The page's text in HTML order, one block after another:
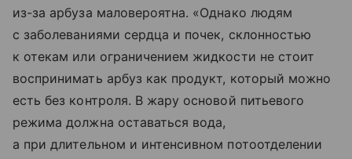
из-за арбуза маловероятна. «Однако людям
с заболеваниями сердца и почек, склонностью
к отекам или ограничением жидкости не стоит
воспринимать арбуз как продукт, который можно
есть без контроля. В жару основой питьевого
режима должна оставаться вода,
а при длительном и интенсивном потоотделении